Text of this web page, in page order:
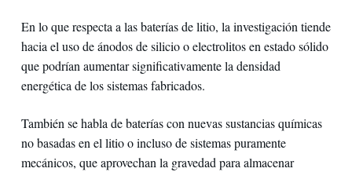
En lo que respecta a las baterías de litio, la investigación tiende
hacia el uso de ánodos de silicio o electrolitos en estado sólido
que podrían aumentar significativamente la densidad
energética de los sistemas fabricados.
También se habla de baterías con nuevas sustancias químicas
no basadas en el litio o incluso de sistemas puramente
mecánicos, que aprovechan la gravedad para almacenar